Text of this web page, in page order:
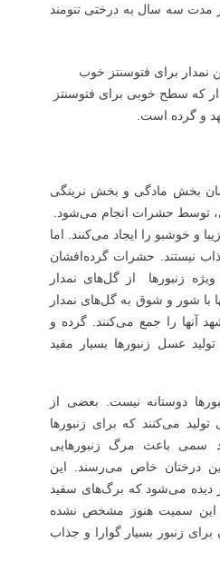
سه سال به درختی تنومند
که سطح خوبی برای فتوسنتز
و گرده است.
بخش مادگی و بخش نرینگی
توسط حشرات انجام می‌شود.
و خوشبو را ایجاد می‌کنند. اما
نیستند. حشرات گرده‌افشان
زنبورها از گل‌های نمدار
با شور و شوق به گل‌های نمدار
آنها را جمع می‌کنند. گرده و
عسل زنبورها بسیار مفید
دوستانه نیست. بعضی از
می‌کنند که برای زنبورها
سمی باعث مرگ زنبورهایی
درختان خاص می‌رسند. این
دیده می‌شود که برگ‌های سفید
این سمیت هنوز مشخص نشده
زنبور بسیار گوارا و جذاب